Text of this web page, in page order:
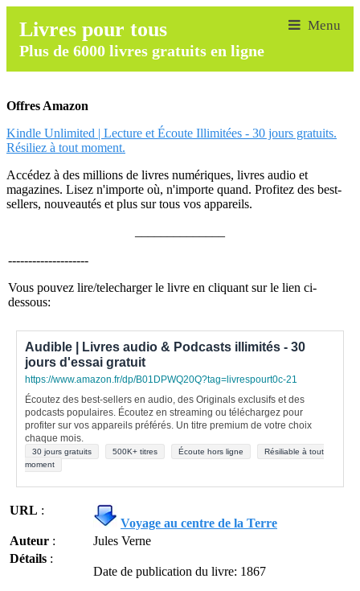
Livres pour tous
Plus de 6000 livres gratuits en ligne
Offres Amazon
Kindle Unlimited | Lecture et Écoute Illimitées - 30 jours gratuits.
Résiliez à tout moment.
Accédez à des millions de livres numériques, livres audio et
magazines. Lisez n'importe où, n'importe quand. Profitez des best-
sellers, nouveautés et plus sur tous vos appareils.
--------------------
Vous pouvez lire/telecharger le livre en cliquant sur le lien ci-
dessous:
Audible | Livres audio & Podcasts illimités - 30
jours d'essai gratuit
https://www.amazon.fr/dp/B01DPWQ20Q?tag=livrespourt0c-21
Écoutez des best-sellers en audio, des Originals exclusifs et des
podcasts populaires. Écoutez en streaming ou téléchargez pour
profiter sur vos appareils préférés. Un titre premium de votre choix
chaque mois.
30 jours gratuits 500K+ titres Écoute hors ligne
Résiliable à tout
moment
URL :
Voyage au centre de la Terre
Auteur :
Jules Verne
Détails :
Date de publication du livre: 1867